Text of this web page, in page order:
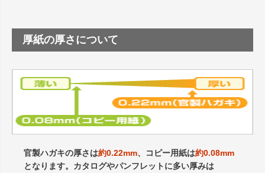
厚紙の厚さについて
官製ハガキの厚さは約0.22mm、コピー用紙は約0.08mm
となります。カタログやパンフレットに多い厚みは